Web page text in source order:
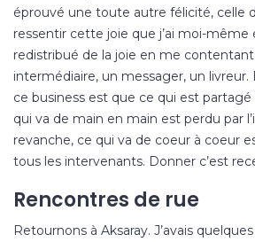
éprouvé une toute autre félicité, celle
ressentir cette joie que j’ai moi-même
redistribué de la joie en me
intermédiaire, un messager, un livreur.
ce business est que ce qui est
qui va de main en main est perdu par
revanche, ce qui va de coeur à coeur
tous les intervenants. Donner c’est
Rencontres de rue
Retournons à Aksaray. J’avais